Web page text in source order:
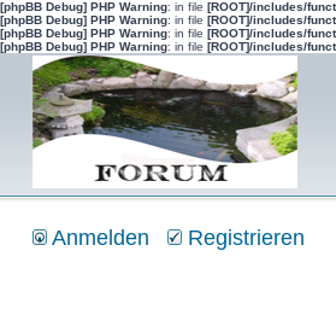
[phpBB Debug] PHP Warning: in file [ROOT]/includes/
[phpBB Debug] PHP Warning: in file [ROOT]/includes/
[phpBB Debug] PHP Warning: in file [ROOT]/includes/
[phpBB Debug] PHP Warning: in file [ROOT]/includes/
Anmelden Registrieren